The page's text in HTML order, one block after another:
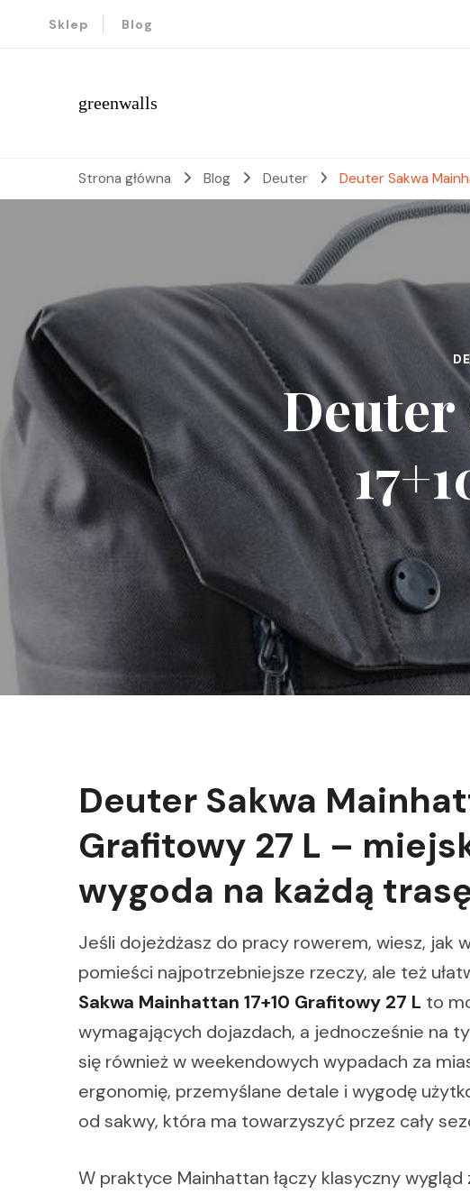
Sklep Blog
greenwalls
Strona główna Blog Deuter Deuter Sakwa
Deuter
Deuter Sakwa
Grafitowy 27 L –
wygoda na każdą
Jeśli dojeżdżasz do pracy rowerem, wiesz, jak
pomieści najpotrzebniejsze rzeczy, ale też
Sakwa Mainhattan 17+10 Grafitowy 27 L to
wymagających dojazdach, a jednocześnie na
się również w weekendowych wypadach za
ergonomię, przemyślane detale i wygodę
od sakwy, która ma towarzyszyć przez cały
W praktyce Mainhattan łączy klasyczny